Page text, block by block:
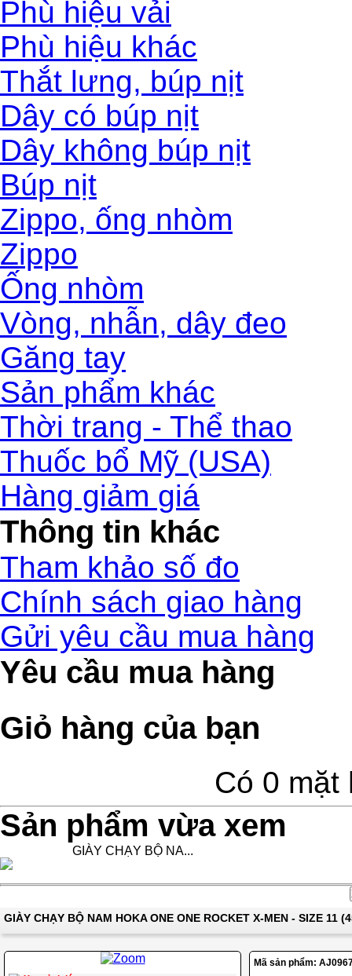
Phù hiệu vải
Phù hiệu khác
Thắt lưng, búp nịt
Dây có búp nịt
Dây không búp nịt
Búp nịt
Zippo, ống nhòm
Zippo
Ống nhòm
Vòng, nhẫn, dây đeo
Găng tay
Sản phẩm khác
Thời trang - Thể thao
Thuốc bổ Mỹ (USA)
Hàng giảm giá
Thông tin khác
Tham khảo số đo
Chính sách giao hàng
Gửi yêu cầu mua hàng
Yêu cầu mua hàng
Giỏ hàng của bạn
Có 0 mặt
Sản phẩm vừa xem
GIÀY CHẠY BỘ NA...
GIÀY CHẠY BỘ NAM HOKA ONE ONE ROCKET X-MEN - SIZE 11
Mã sản phẩm: